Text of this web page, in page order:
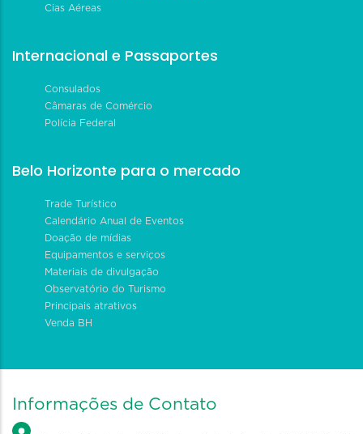
Cias Aéreas
Internacional e Passaportes
Consulados
Câmaras de Comércio
Polícia Federal
Belo Horizonte para o mercado
Trade Turístico
Calendário Anual de Eventos
Doação de mídias
Equipamentos e serviços
Materiais de divulgação
Observatório do Turismo
Principais atrativos
Venda BH
Informações de Contato